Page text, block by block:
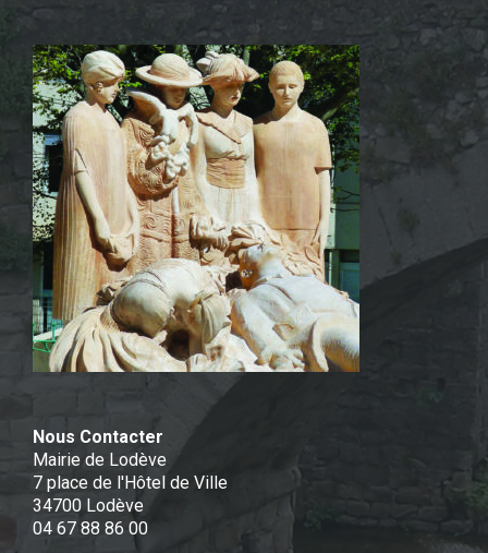
Nous Contacter
Mairie de Lodève
7 place de l'Hôtel de Ville
34700 Lodève
04 67 88 86 00